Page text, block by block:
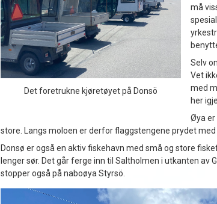
Det foretrukne kjøretøyet på Donsö
må
Selv
Vet
med
her
Øya er
store. Langs moloen er derfor flaggstengene prydet
Donsø er også en aktiv fiskehavn med små og store
lenger sør. Det går ferge inn til Saltholmen i utkanten av
stopper også på naboøya Styrsö.